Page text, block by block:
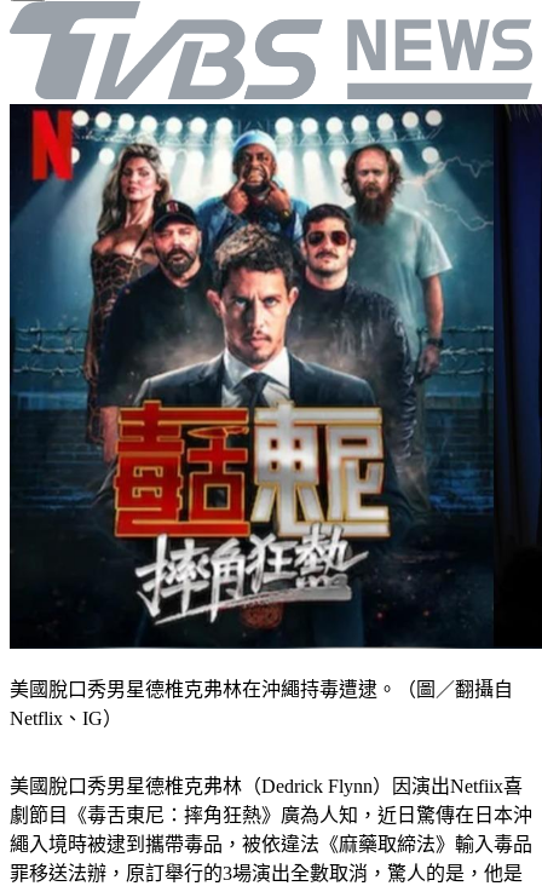
Netflix、IG）
劇節目《毒舌東尼：摔角狂熱》廣為人知，近日驚傳在日本沖
繩入境時被逮到攜帶毒品，被依違法《麻藥取締法》輸入毒品
罪移送法辦，原訂舉行的3場演出全數取消，驚人的是，他是
從美國芝加哥出發，經過台灣轉機再飛往沖繩。